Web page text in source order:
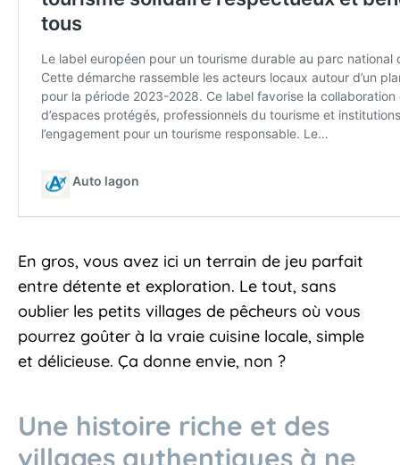
En gros, vous avez ici un terrain de jeu parfait
entre détente et exploration. Le tout, sans
oublier les petits villages de pêcheurs où vous
pourrez goûter à la vraie cuisine locale, simple
et délicieuse. Ça donne envie, non ?
Une histoire riche et des